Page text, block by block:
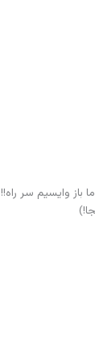
باز وایسیم سر راه!!